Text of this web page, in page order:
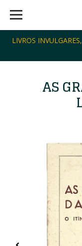
LIVROS
AS